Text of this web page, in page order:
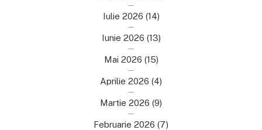
Iulie 2026 (14)
Iunie 2026 (13)
Mai 2026 (15)
Aprilie 2026 (4)
Martie 2026 (9)
Februarie 2026 (7)